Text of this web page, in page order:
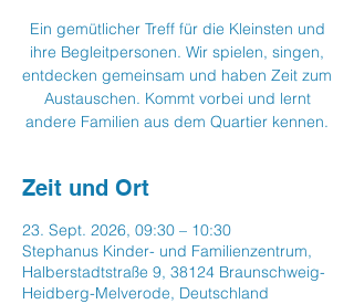
Ein gemütlicher Treff für die Kleinsten und
ihre Begleitpersonen. Wir spielen, singen,
entdecken gemeinsam und haben Zeit zum
Austauschen. Kommt vorbei und lernt
andere Familien aus dem Quartier kennen.
Zeit und Ort
23. Sept. 2026, 09:30 – 10:30
Stephanus Kinder- und Familienzentrum,
Halberstadtstraße 9, 38124 Braunschweig-
Heidberg-Melverode, Deutschland